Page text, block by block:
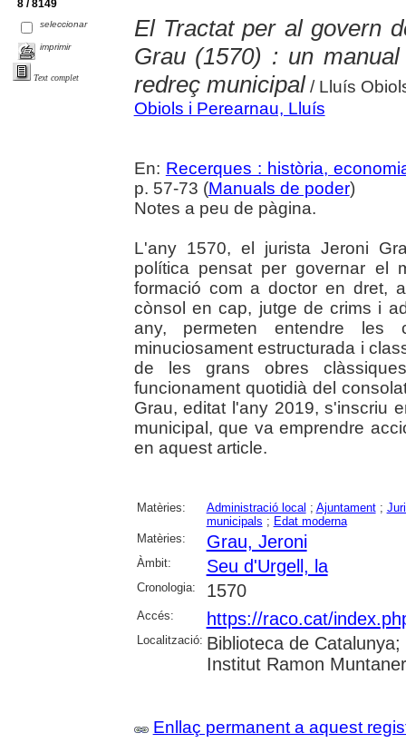
8 / 8149
seleccionar
imprimir
Text complet
El Tractat per al govern
Grau (1570) : un
redreç municipal/ Lluís
Obiols i Perearnau, Lluís
En: Recerques : història,
p. 57-73 (Manuals de poder)
Notes a peu de pàgina.
L'any 1570, el jurista Jeroni
política pensat per governar el
formació com a doctor en dret,
cònsol en cap, jutge de crims i
any, permeten entendre les
minuciosament estructurada i
de les grans obres
funcionament quotidià del
Grau, editat l'any 2019, s'inscriu
municipal, que va emprendre
en aquest article.
Matèries: Administració local ; Ajuntament;
municipals ; Edat moderna
Matèries:
Grau, Jeroni
Àmbit: Seu d'Urgell, la
Cronologia: 1570
Accés: https://raco.cat/
Localització: Biblioteca de
Institut Ramon
Enllaç permanent a aquest